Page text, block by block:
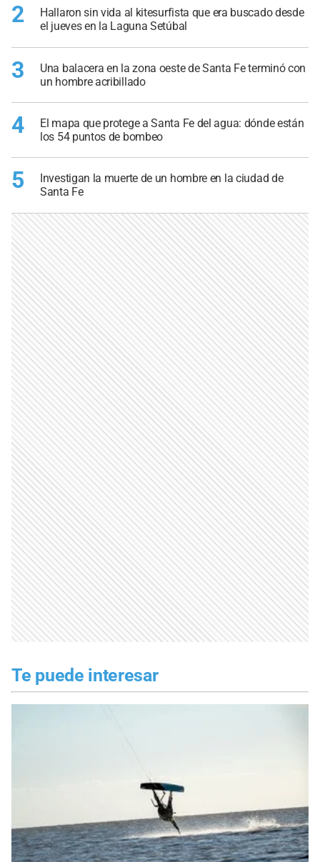
2
Hallaron sin vida al kitesurfista que era buscado desde
el jueves en la Laguna Setúbal
3
Una balacera en la zona oeste de Santa Fe terminó con
un hombre acribillado
4
El mapa que protege a Santa Fe del agua: dónde están
los 54 puntos de bombeo
5
Investigan la muerte de un hombre en la ciudad de
Santa Fe
Te puede interesar